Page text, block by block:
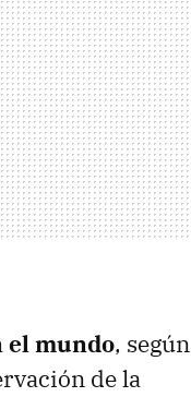
el mundo, según
de la